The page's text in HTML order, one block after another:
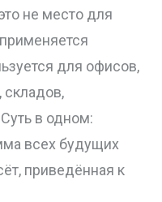
не место для
для офисов,
складов,
в одном:
всех будущих
приведённая к